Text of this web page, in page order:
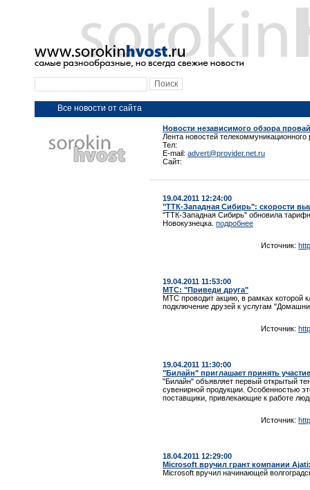
Все новости от сайта
Новости независимого обзора
Лента новостей
Тел:
E-mail: advert@provider.net.ru
Сайт:
19.04.2011 12:24:00
"ТТК-Западная Сибирь": скорости
"ТТК-Западная Сибирь" обновила
Новокузнецка. подробнее
Источник:
19.04.2011 11:53:00
МТС: "Приведи друга"
МТС проводит акцию, в рамках которой
подключение друзей к услугам
Источник:
19.04.2011 11:30:00
"Билайн" приглашает принять
"Билайн" объявляет первый открытый
сувенирной продукции. Особенностью
поставщики, привлекающие к работе
Источник:
18.04.2011 12:29:00
Microsoft вручил грант компании
Microsoft вручил начинающей